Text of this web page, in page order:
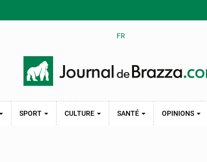
FR
SPORT CULTURE SANTÉ OPINIONS